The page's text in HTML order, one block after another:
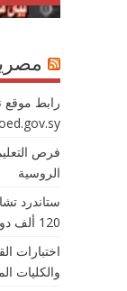
رابط موقع
فرص
الروسية
ستاندرد
120 ألف دولار
والكليات